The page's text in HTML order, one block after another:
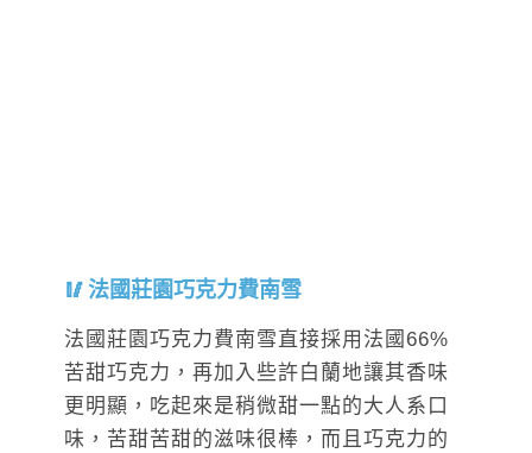
法國莊園巧克力費南雪
法國莊園巧克力費南雪直接採用法國66%
苦甜巧克力，再加入些許白蘭地讓其香味
更明顯，吃起來是稍微甜一點的大人系口
味，苦甜苦甜的滋味很棒，而且巧克力的